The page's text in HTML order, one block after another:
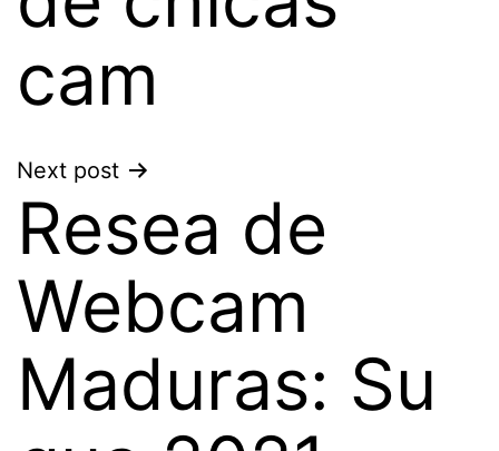
cam
Next post
Resea de
Webcam
Maduras: Su